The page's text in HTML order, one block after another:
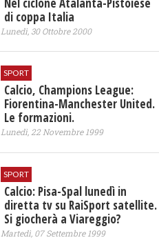
Nel ciclone Atalanta-Pistoiese
di coppa Italia
Lunedì, 30 Ottobre 2000
SPORT
Calcio, Champions League:
Fiorentina-Manchester United.
Le formazioni.
Lunedì, 22 Novembre 1999
SPORT
Calcio: Pisa-Spal lunedì in
diretta tv su RaiSport satellite.
Si giocherà a Viareggio?
Martedì, 07 Settembre 1999